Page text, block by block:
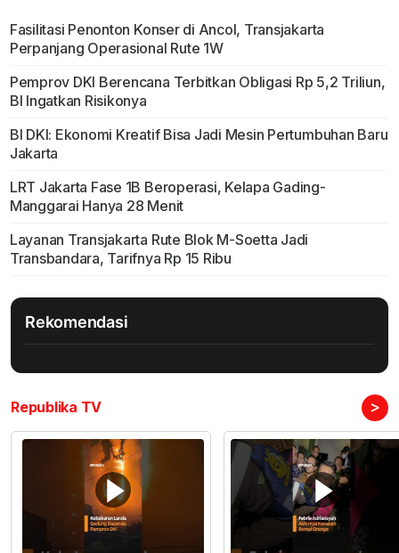
Fasilitasi Penonton Konser di Ancol, Transjakarta
Perpanjang Operasional Rute 1W
Pemprov DKI Berencana Terbitkan Obligasi Rp 5,2 Triliun,
BI Ingatkan Risikonya
BI DKI: Ekonomi Kreatif Bisa Jadi Mesin Pertumbuhan Baru
Jakarta
LRT Jakarta Fase 1B Beroperasi, Kelapa Gading-
Manggarai Hanya 28 Menit
Layanan Transjakarta Rute Blok M-Soetta Jadi
Transbandara, Tarifnya Rp 15 Ribu
Rekomendasi
Republika TV >